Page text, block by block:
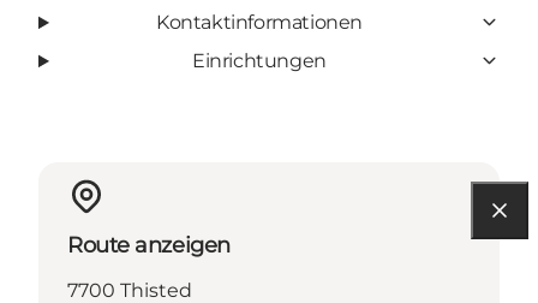
Kontaktinformationen
Einrichtungen
Route anzeigen
7700 Thisted